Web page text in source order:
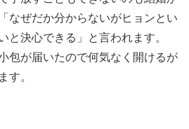
なぜだか分からないがヒョンとい
と決心できる」と言われます。
包が届いたので何気なく開けるが
す。